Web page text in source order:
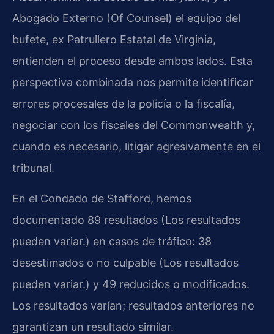
Abogado Externo (Of Counsel) el equipo del
bufete, ex Patrullero Estatal de Virginia,
entienden el proceso desde ambos lados. Esta
perspectiva combinada nos permite identificar
errores procesales de la policía o la fiscalía,
negociar con los fiscales del Commonwealth y,
cuando es necesario, litigar agresivamente en el
tribunal.
En el Condado de Stafford, hemos
documentado 89 resultados (Los resultados
pueden variar.) en casos de tráfico: 38
desestimados o no culpable (Los resultados
pueden variar.) y 49 reducidos o modificados.
Los resultados varían; resultados anteriores no
garantizan un resultado similar.